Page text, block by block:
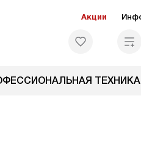
Акции
ТЕХНИКА